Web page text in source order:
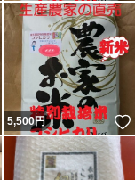
いいね！
5,500円